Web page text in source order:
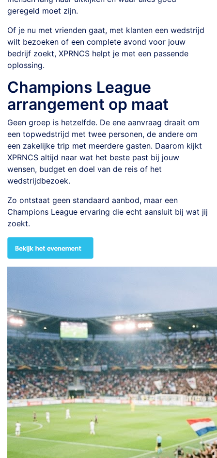
geregeld moet zijn.
Of je nu met vrienden gaat, met klanten een wedstrijd
wilt bezoeken of een complete avond voor jouw
bedrijf zoekt, XPRNCS helpt je met een passende
oplossing.
Champions League
arrangement op maat
Geen groep is hetzelfde. De ene aanvraag draait om
een topwedstrijd met twee personen, de andere om
een zakelijke trip met meerdere gasten. Daarom kijkt
XPRNCS altijd naar wat het beste past bij jouw
wensen, budget en doel van de reis of het
wedstrijdbezoek.
Zo ontstaat geen standaard aanbod, maar een
Champions League ervaring die echt aansluit bij wat jij
zoekt.